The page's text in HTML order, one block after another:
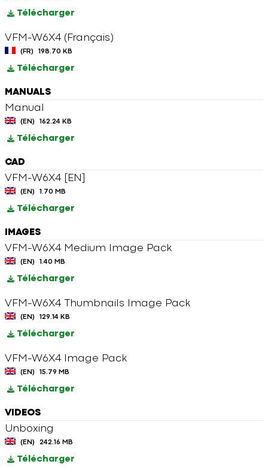
Télécharger
VFM-W6X4 (Français)
(FR) 198.70 KB
Télécharger
MANUALS
Manual
(EN) 162.24 KB
Télécharger
CAD
VFM-W6X4 [EN]
(EN) 1.70 MB
Télécharger
IMAGES
VFM-W6X4 Medium Image Pack
(EN) 1.40 MB
Télécharger
VFM-W6X4 Thumbnails Image Pack
(EN) 129.14 KB
Télécharger
VFM-W6X4 Image Pack
(EN) 15.79 MB
Télécharger
VIDEOS
Unboxing
(EN) 242.16 MB
Télécharger